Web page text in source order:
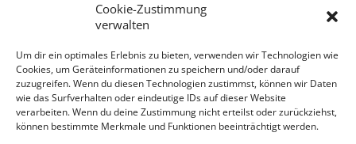
Cookie-Zustimmung
verwalten
Um dir ein optimales Erlebnis zu bieten, verwenden wir Technologien wie
Cookies, um Geräteinformationen zu speichern und/oder darauf
zuzugreifen. Wenn du diesen Technologien zustimmst, können wir Daten
wie das Surfverhalten oder eindeutige IDs auf dieser Website
verarbeiten. Wenn du deine Zustimmung nicht erteilst oder zurückziehst,
können bestimmte Merkmale und Funktionen beeinträchtigt werden.
Mehr
© Copyright Hintergrund.de, 2015 - 2026